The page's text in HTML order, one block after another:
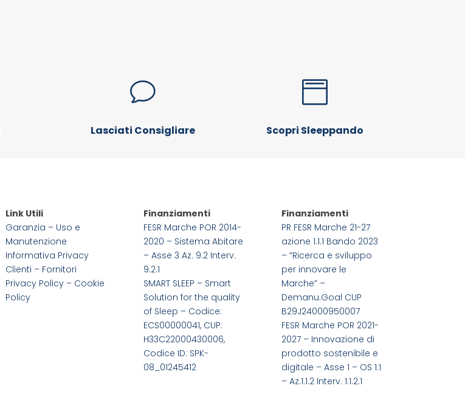
v
Lasciati Consigliare

Scopri Sleeppando
Link Utili
Garanzia – Uso e
Manutenzione
Informativa Privacy
Clienti – Fornitori
Privacy Policy – Cookie
Policy
Finanziamenti
FESR Marche POR 2014-
2020 – Sistema Abitare
– Asse 3 Az. 9.2 Interv.
9.2.1
SMART SLEEP – Smart
Solution for the quality
of Sleep – Codice:
ECS00000041, CUP:
H33C22000430006,
Codice ID: SPK-
08_01245412
Finanziamenti
PR FESR Marche 21-27
azione 1.1.1 Bando 2023
– “Ricerca e sviluppo
per innovare le
Marche” –
Demanu.Goal CUP
B29J24000950007
FESR Marche POR 2021-
2027 – Innovazione di
prodotto sostenibile e
digitale – Asse 1 – OS 1.1
– Az.1.1.2 Interv. 1.1.2.1